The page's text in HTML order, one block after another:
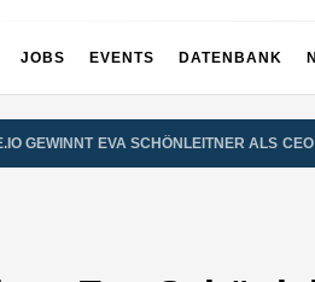
JOBS EVENTS DATENBANK
GEWINNT EVA SCHÖNLEITNER ALS CEO